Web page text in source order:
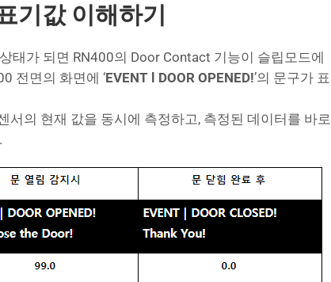
기값 이해하기
상태가 되면 RN400의 Door Contact 기능이 슬립모드에
전면의 화면에 ‘EVENT l DOOR OPENED!’의 문구가 표
서의 현재 값을 동시에 측정하고, 측정된 데이터를 바로